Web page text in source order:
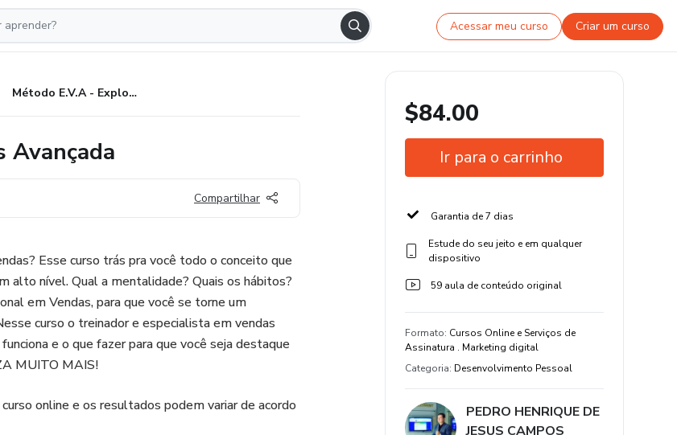
Acessar meu curso Criar um curso
Método E.V.A - Explosão de Vendas Avançada
Avançada
Compartilhar
Esse curso trás pra você todo o conceito que
alto nível. Qual a mentalidade? Quais os hábitos?
em Vendas, para que você se torne um
curso o treinador e especialista em vendas
e o que fazer para que você seja destaque
MUITO MAIS!
online e os resultados podem variar de acordo
$84.00
Ir para o carrinho
Garantia de 7 dias
Estude do seu jeito e em qualquer
dispositivo
59 aula de conteúdo original
Formato: Cursos Online e Serviços de
Assinatura . Marketing digital
Categoria: Desenvolvimento Pessoal
PEDRO HENRIQUE DE
JESUS CAMPOS